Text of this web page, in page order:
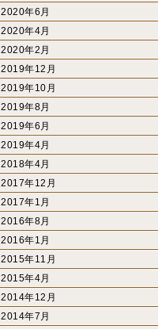
2020年6月
2020年4月
2020年2月
2019年12月
2019年10月
2019年8月
2019年6月
2019年4月
2018年4月
2017年12月
2017年1月
2016年8月
2016年1月
2015年11月
2015年4月
2014年12月
2014年7月